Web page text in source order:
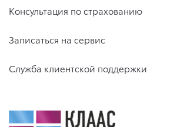
Консультация по страхованию
Записаться на сервис
Служба клиентской поддержки